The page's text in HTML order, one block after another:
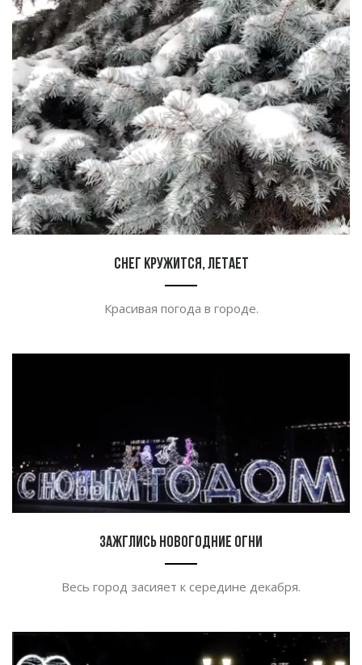
Снег кружится, летает
Красивая погода в городе.
Зажглись новогодние огни
Весь город засияет к середине декабря.